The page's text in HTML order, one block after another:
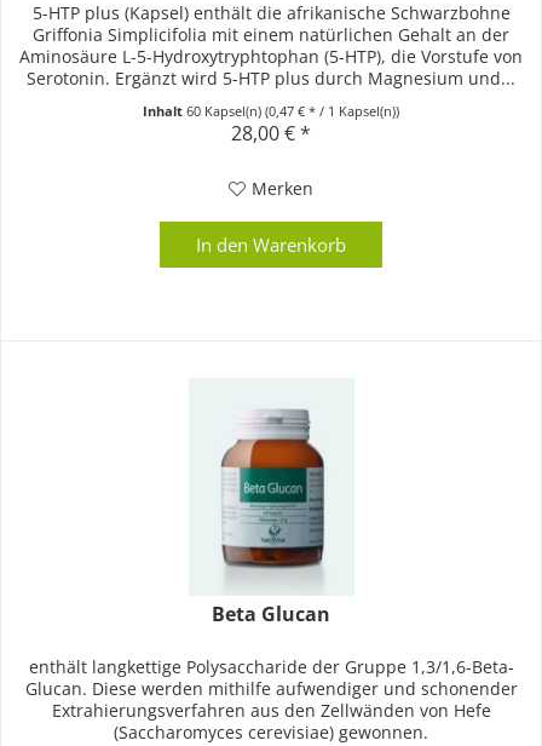
5-HTP plus (Kapsel) enthält die afrikanische Schwarzbohne
Griffonia Simplicifolia mit einem natürlichen Gehalt an der
Aminosäure L-5-Hydroxytryphtophan (5-HTP), die Vorstufe von
Serotonin. Ergänzt wird 5-HTP plus durch Magnesium und...
Inhalt60 Kapsel(n)(0,47 € * / 1 Kapsel(n))
28,00 € *
Merken
In den Warenkorb
Beta Glucan
enthält langkettige Polysaccharide der Gruppe 1,3/1,6-Beta-
Glucan. Diese werden mithilfe aufwendiger und schonender
Extrahierungsverfahren aus den Zellwänden von Hefe
(Saccharomyces cerevisiae) gewonnen.